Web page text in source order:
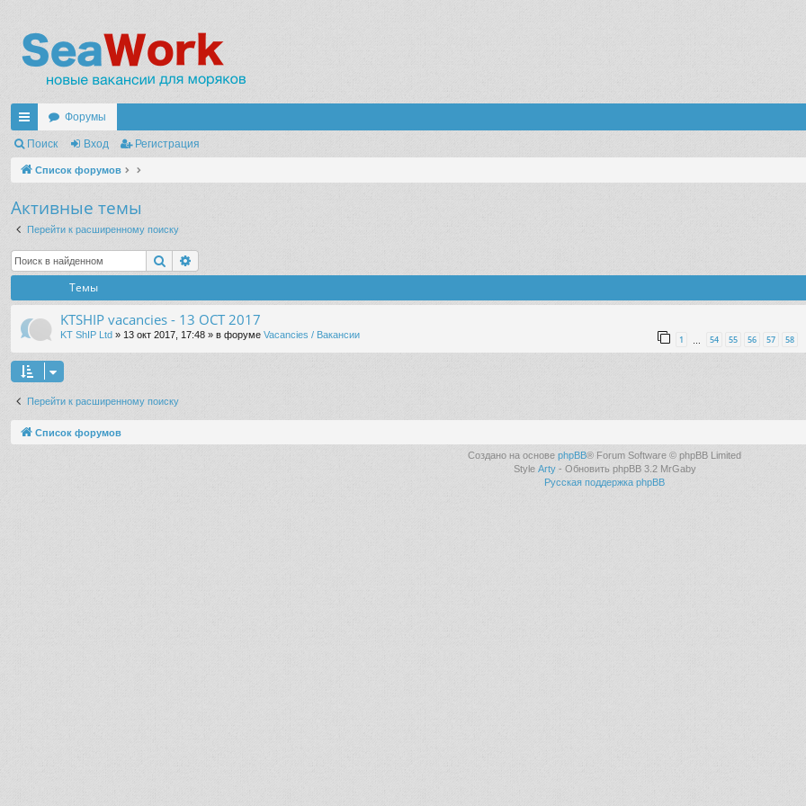
с
ы
и
Форумы
Поиск Вход Регистрация
Список форумов
Активные темы
Перейти к расширенному поиску
Поиск
Темы
KTSHIP vacancies - 13 OCT 2017
KT ShIP Ltd » 13 окт 2017, 17:48 » в форуме Vacancies / Вакансии 1 54 55 56 57 58
Перейти к расширенному поиску
Список форумов
Создано на основе phpBB® Forum Software © phpBB Limited
Style Arty- Обновить phpBB 3.2 MrGaby
Русская поддержка phpBB